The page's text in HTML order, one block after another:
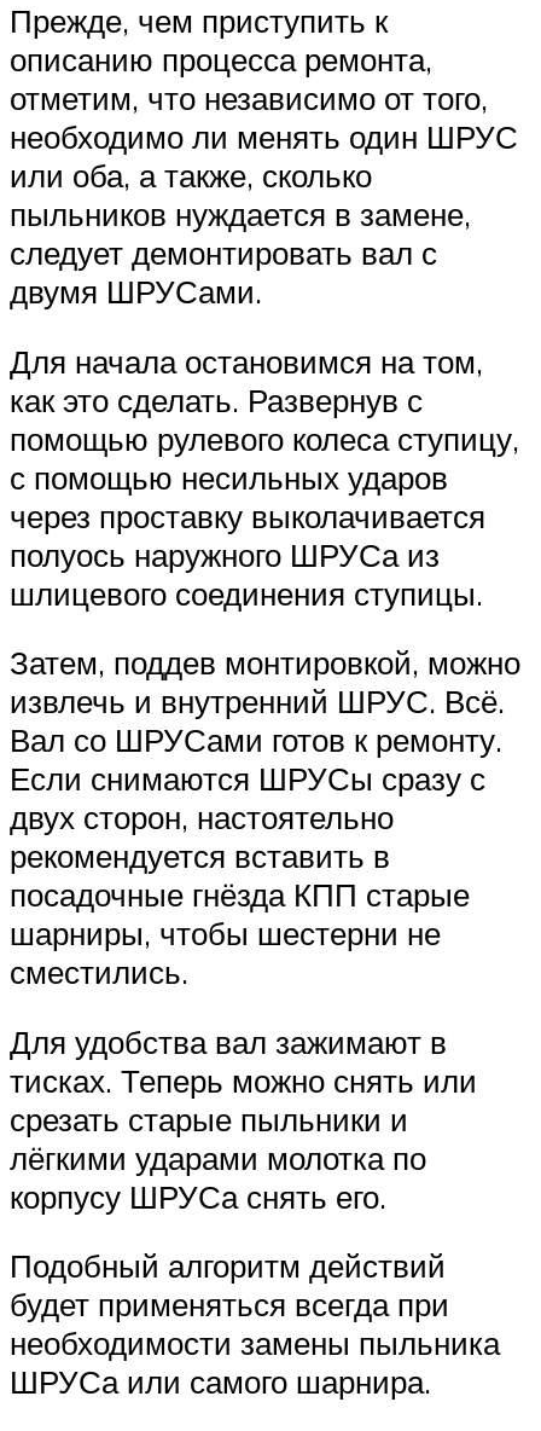
Прежде, чем приступить к
описанию процесса ремонта,
отметим, что независимо от того,
необходимо ли менять один ШРУС
или оба, а также, сколько
пыльников нуждается в замене,
следует демонтировать вал с
двумя ШРУСами.
Для начала остановимся на том,
как это сделать. Развернув с
помощью рулевого колеса ступицу,
с помощью несильных ударов
через проставку выколачивается
полуось наружного ШРУСа из
шлицевого соединения ступицы.
Затем, поддев монтировкой, можно
извлечь и внутренний ШРУС. Всё.
Вал со ШРУСами готов к ремонту.
Если снимаются ШРУСы сразу с
двух сторон, настоятельно
рекомендуется вставить в
посадочные гнёзда КПП старые
шарниры, чтобы шестерни не
сместились.
Для удобства вал зажимают в
тисках. Теперь можно снять или
срезать старые пыльники и
лёгкими ударами молотка по
корпусу ШРУСа снять его.
Подобный алгоритм действий
будет применяться всегда при
необходимости замены пыльника
ШРУСа или самого шарнира.